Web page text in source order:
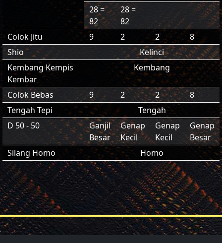
28 =
82
28 =
82
Colok Jitu
9 2 2
8
Shio
Kelinci
Kembang Kempis
Kembar
Kembang
Colok Bebas 9 2 2
8
Tengah Tepi
Tengah
D 50 - 50
Ganjil
Besar
Genap
Kecil
Genap
Kecil
Genap
Besar
Silang Homo
Homo